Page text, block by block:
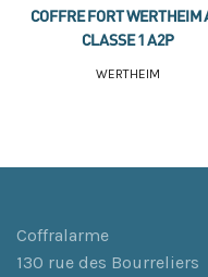
COFFRE FORT WERTHEIM
CLASSE 1 A2P
WERTHEIM
Coffralarme
130 rue des Bourreliers